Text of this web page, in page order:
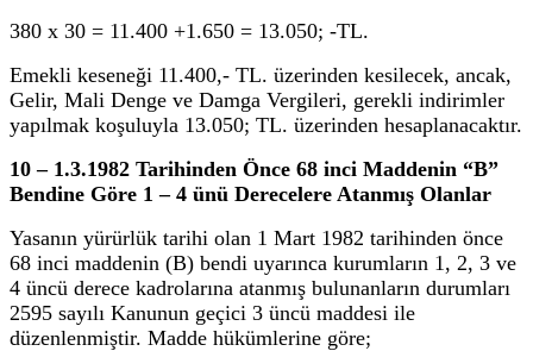
380 x 30 = 11.400 +1.650 = 13.050; -TL.
Emekli keseneği 11.400,- TL. üzerinden kesilecek, ancak,
Gelir, Mali Denge ve Damga Vergileri, gerekli indirimler
yapılmak koşuluyla 13.050; TL. üzerinden hesaplanacaktır.
10 – 1.3.1982 Tarihinden Önce 68 inci Maddenin “B”
Bendine Göre 1 – 4 ünü Derecelere Atanmış Olanlar
Yasanın yürürlük tarihi olan 1 Mart 1982 tarihinden önce
68 inci maddenin (B) bendi uyarınca kurumların 1, 2, 3 ve
4 üncü derece kadrolarına atanmış bulunanların durumları
2595 sayılı Kanunun geçici 3 üncü maddesi ile
düzenlenmiştir. Madde hükümlerine göre;